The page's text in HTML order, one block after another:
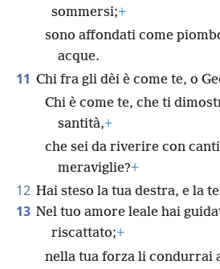
sommersi;+
sono affondati come
acque.
11 Chi fra gli dèi è come te, o
Chi è come te, che ti
santità,+
che sei da riverire con
meraviglie?+
12 Hai steso la tua destra, e la
13 Nel tuo amore leale hai
riscattato;+
nella tua forza li condurrai